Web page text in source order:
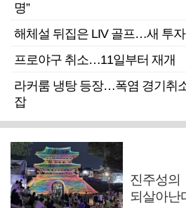
명”
해체설 뒤집은 LIV 골프…새 투자
프로야구 취소…11일부터 재개
라커룸 냉탕 등장…폭염 경기취
잡
진주성의
되살아난